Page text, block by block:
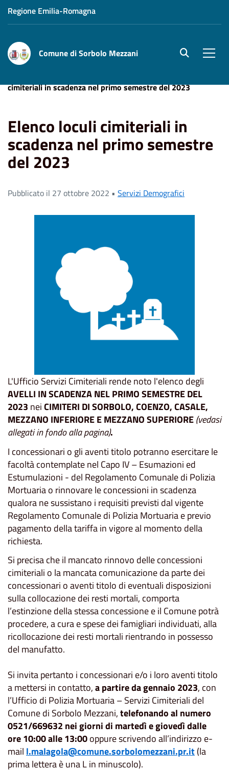
Regione Emilia-Romagna
Comune di Sorbolo Mezzani site.searc
cimiteriali in scadenza nel primo semestre del 2023
Elenco loculi cimiteriali in
scadenza nel primo semestre
del 2023
Pubblicato il 27 ottobre 2022 • Servizi Demografici
L'Ufficio Servizi Cimiteriali rende noto l'elenco degli
AVELLI IN SCADENZA NEL PRIMO SEMESTRE DEL
2023 neiCIMITERI DI SORBOLO, COENZO, CASALE,
MEZZANO INFERIORE E MEZZANO SUPERIORE(vedasi
allegati in fondo alla pagina).
I concessionari o gli aventi titolo potranno esercitare le
facoltà contemplate nel Capo IV – Esumazioni ed
Estumulazioni - del Regolamento Comunale di Polizia
Mortuaria o rinnovare le concessioni in scadenza
qualora ne sussistano i requisiti previsti dal vigente
Regolamento Comunale di Polizia Mortuaria e previo
pagamento della tariffa in vigore al momento della
richiesta.
Si precisa che il mancato rinnovo delle concessioni
cimiteriali o la mancata comunicazione da parte dei
concessionari o aventi titolo di eventuali disposizioni
sulla collocazione dei resti mortali, comporta
l’estinzione della stessa concessione e il Comune potrà
procedere, a cura e spese dei famigliari individuati, alla
ricollocazione dei resti mortali rientrando in possesso
del manufatto.
Si invita pertanto i concessionari e/o i loro aventi titolo
a mettersi in contatto,a partire da gennaio 2023, con
l’Ufficio di Polizia Mortuaria – Servizi Cimiteriali del
Comune di Sorbolo Mezzani,telefonando al numero
0521/669632 nei giorni di martedì e giovedì dalle
ore 10:00 alle 13:00oppure scrivendo all’indirizzo e-
mail l.malagola@comune.sorbolomezzani.pr.it(la
prima lettera è una L in minuscolo).